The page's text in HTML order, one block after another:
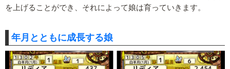
を上げることができ、それによって娘は育っていきます。
年月とともに成長する娘